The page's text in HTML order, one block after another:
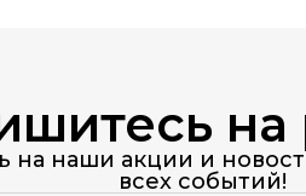
на
на наши акции и
всех событий!